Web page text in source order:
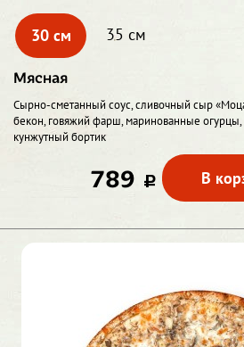
30 см 35 см
Мясная
Сырно-сметанный соус, сливочный сыр
бекон, говяжий фарш, маринованные огурцы,
кунжутный бортик
789 c В